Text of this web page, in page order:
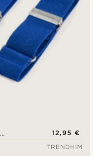
12,95 €
TRENDHIM